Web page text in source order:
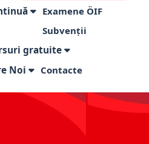
Examene ÖIF
Subvenții
gratuite
Noi Contacte